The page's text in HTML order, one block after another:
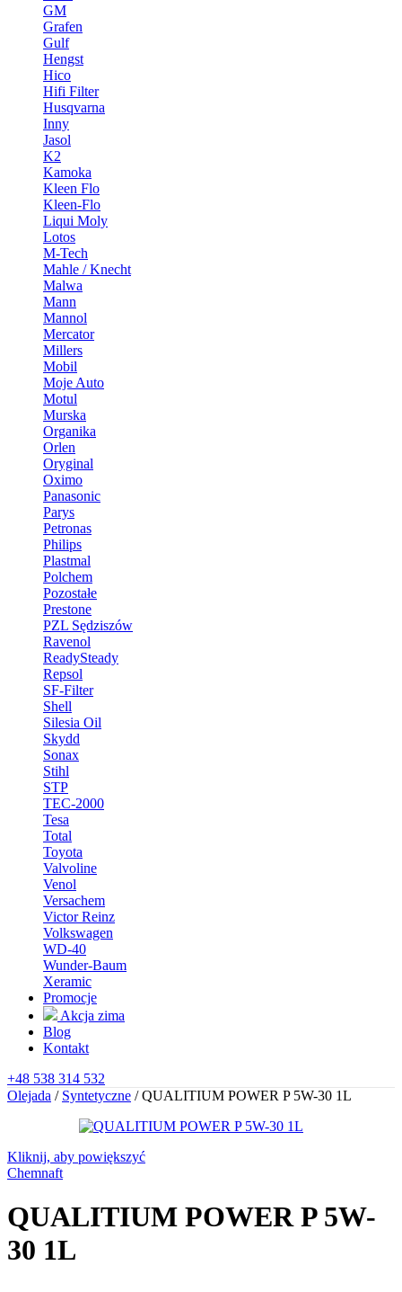
GM
Grafen
Gulf
Hengst
Hico
Hifi Filter
Husqvarna
Inny
Jasol
K2
Kamoka
Kleen Flo
Kleen-Flo
Liqui Moly
Lotos
M-Tech
Mahle / Knecht
Malwa
Mann
Mannol
Mercator
Millers
Mobil
Moje Auto
Motul
Murska
Organika
Orlen
Oryginal
Oximo
Panasonic
Parys
Petronas
Philips
Plastmal
Polchem
Pozostałe
Prestone
PZL Sędziszów
Ravenol
ReadySteady
Repsol
SF-Filter
Shell
Silesia Oil
Skydd
Sonax
Stihl
STP
TEC-2000
Tesa
Total
Toyota
Valvoline
Venol
Versachem
Victor Reinz
Volkswagen
WD-40
Wunder-Baum
Xeramic
Promocje
Akcja zima
Blog
Kontakt
+48 538 314 532
Olejada / Syntetyczne /QUALITIUM POWER P 5W-30 1L
Kliknij, aby powiększyć
Chemnaft
QUALITIUM POWER P 5W-
30 1L